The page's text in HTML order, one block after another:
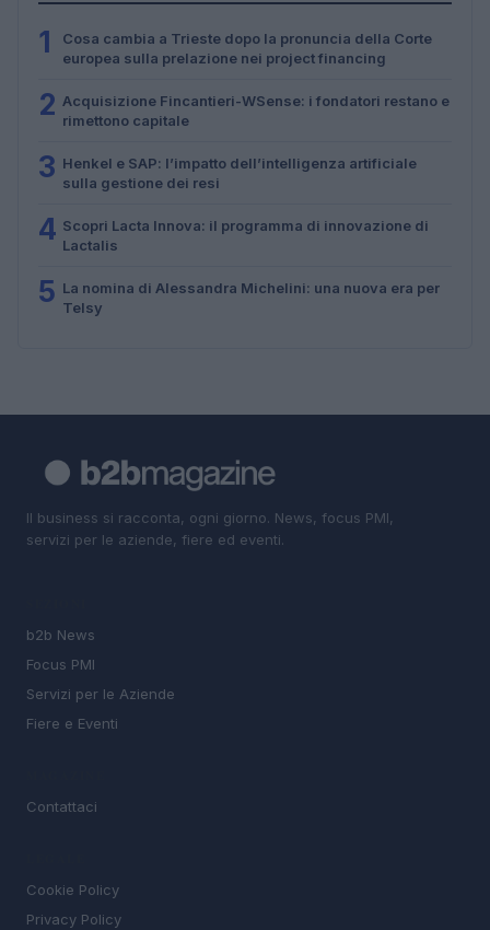
1
Cosa cambia a Trieste dopo la pronuncia della Corte
europea sulla prelazione nei project financing
2 Acquisizione Fincantieri-WSense: i fondatori restano e
rimettono capitale
3 Henkel e SAP: l’impatto dell’intelligenza artificiale
sulla gestione dei resi
4 Scopri Lacta Innova: il programma di innovazione di
Lactalis
5 La nomina di Alessandra Michelini: una nuova era per
Telsy
Il business si racconta, ogni giorno. News, focus PMI,
servizi per le aziende, fiere ed eventi.
b2b News
Focus PMI
Servizi per le Aziende
Fiere e Eventi
Contattaci
Cookie Policy
Privacy Policy